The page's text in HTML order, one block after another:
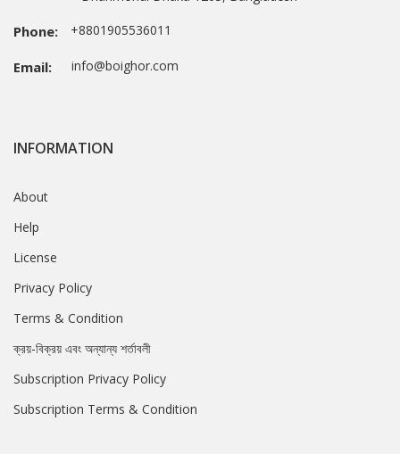
Phone: +8801905536011
Email: info@boighor.com
INFORMATION
About
Help
License
Privacy Policy
Terms & Condition
ক্রয়-বিক্রয় এবং অন্যান্য শর্তাবলী
Subscription Privacy Policy
Subscription Terms & Condition